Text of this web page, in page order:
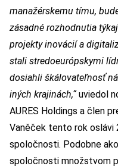
manažérskemu tímu,
zásadné rozhodnutia
projekty inovácií a
stali stredoeurópskymi
dosiahli škálovateľnosť
iných krajinách,“ uviedol
AURES Holdings a člen
Vaněček tento rok oslávi
spoločnosti. Podobne
spoločnosti množstvom